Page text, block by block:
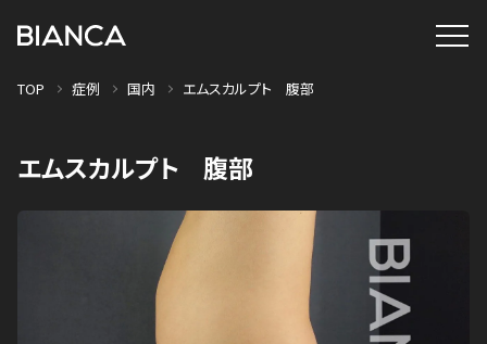
TOP 症例 国内 エムスカルプト 腹部
エムスカルプト 腹部